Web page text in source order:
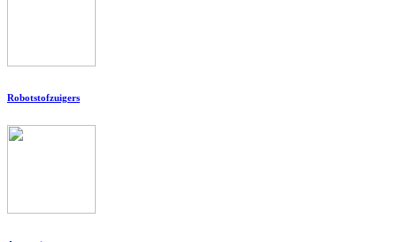
Robotstofzuigers